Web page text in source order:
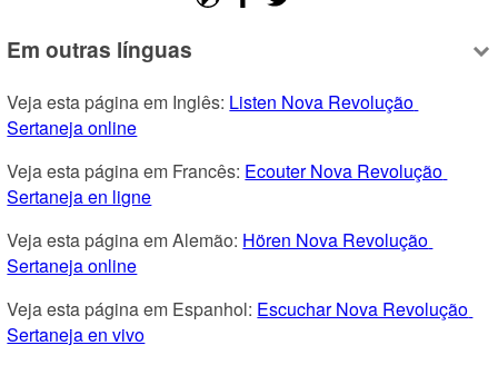
Em outras línguas
Veja esta página em Inglês: Listen Nova Revolução
Sertaneja online
Veja esta página em Francês: Ecouter Nova Revolução
Sertaneja en ligne
Veja esta página em Alemão: Hören Nova Revolução
Sertaneja online
Veja esta página em Espanhol: Escuchar Nova Revolução
Sertaneja en vivo